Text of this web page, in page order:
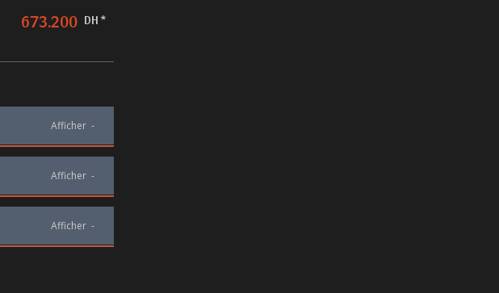
673.200 DH *
Afficher -
Afficher -
Afficher -